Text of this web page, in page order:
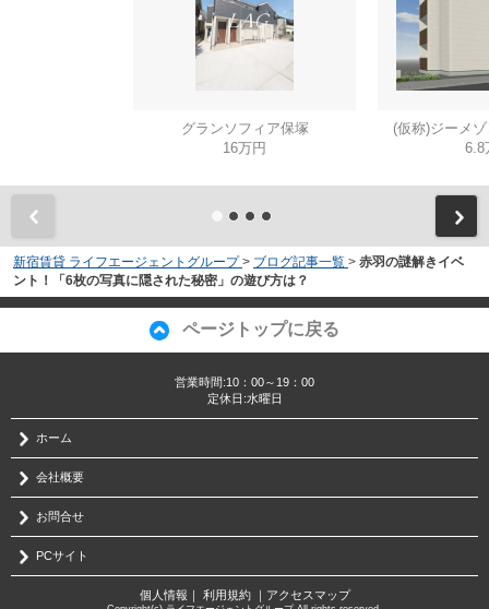
グランソフィア保塚
16万円
(仮称)ジーメ
6.8
新宿賃貸 ライフエージェントグループ > ブログ記事一覧 > 赤羽の謎解きイベ
ント！「6枚の写真に隠された秘密」の遊び方は？
ページトップに戻る
営業時間:10：00～19：00
定休日:水曜日
ホーム
会社概要
お問合せ
PCサイト
個人情報 ｜ 利用規約｜ アクセスマップ